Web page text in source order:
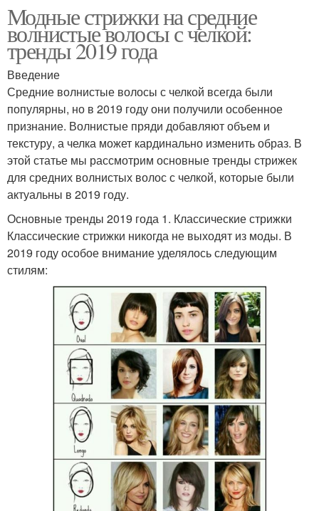
Модные стрижки на средние
волнистые волосы с челкой:
тренды 2019 года
Введение
Средние волнистые волосы с челкой всегда были
популярны, но в 2019 году они получили особенное
признание. Волнистые пряди добавляют объем и
текстуру, а челка может кардинально изменить образ. В
этой статье мы рассмотрим основные тренды стрижек
для средних волнистых волос с челкой, которые были
актуальны в 2019 году.
Основные тренды 2019 года 1. Классические стрижки
Классические стрижки никогда не выходят из моды. В
2019 году особое внимание уделялось следующим
стилям: